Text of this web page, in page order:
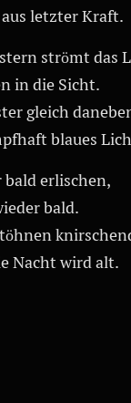
letzter Kraft.
strömt das
in die Sicht.
gleich
blaues
erlischen,
bald.
Nacht wird alt.